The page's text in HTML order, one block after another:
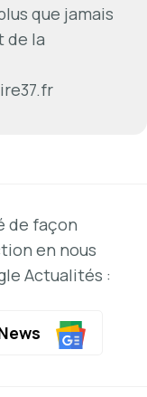
que jamais
de la
de façon
en nous
Actualités :